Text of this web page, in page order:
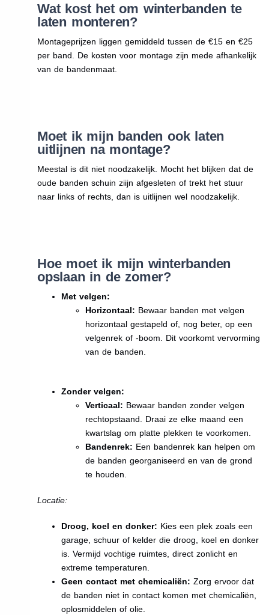
Wat kost het om winterbanden te
laten monteren?
Montageprijzen liggen gemiddeld tussen de €15 en €25
per band. De kosten voor montage zijn mede afhankelijk
van de bandenmaat.
Moet ik mijn banden ook laten
uitlijnen na montage?
Meestal is dit niet noodzakelijk. Mocht het blijken dat de
oude banden schuin ziijn afgesleten of trekt het stuur
naar links of rechts, dan is uitlijnen wel noodzakelijk.
Hoe moet ik mijn winterbanden
opslaan in de zomer?
Met velgen:
Horizontaal: Bewaar banden met velgen
horizontaal gestapeld of, nog beter, op een
velgenrek of -boom. Dit voorkomt vervorming
van de banden.
Zonder velgen:
Verticaal: Bewaar banden zonder velgen
rechtopstaand. Draai ze elke maand een
kwartslag om platte plekken te voorkomen.
Bandenrek: Een bandenrek kan helpen om
de banden georganiseerd en van de grond
te houden.
Locatie:
Droog, koel en donker: Kies een plek zoals een
garage, schuur of kelder die droog, koel en donker
is. Vermijd vochtige ruimtes, direct zonlicht en
extreme temperaturen.
Geen contact met chemicaliën: Zorg ervoor dat
de banden niet in contact komen met chemicaliën,
oplosmiddelen of olie.